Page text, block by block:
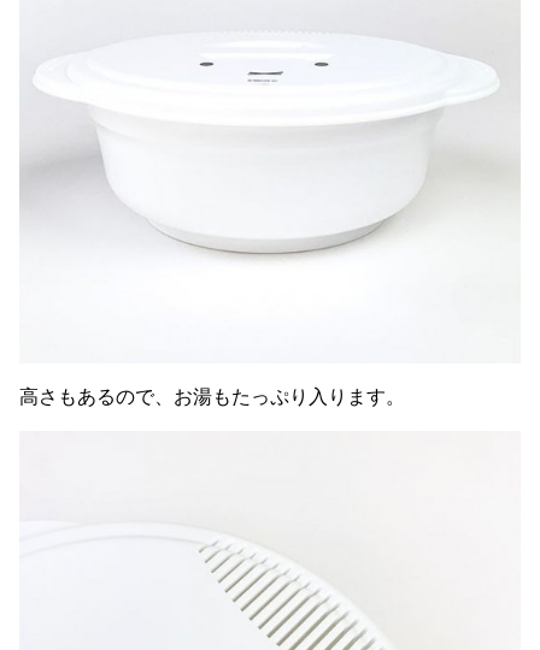
高さもあるので、お湯もたっぷり入ります。